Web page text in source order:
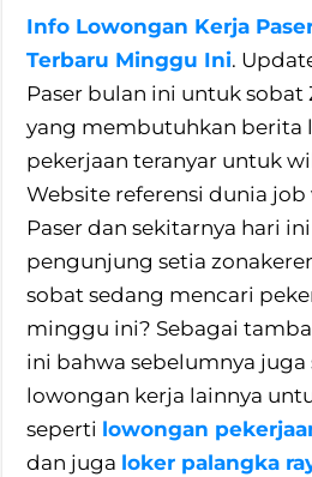
Info Lowongan Kerja
Terbaru Minggu Ini.
Paser bulan ini untuk sobat
yang membutuhkan berita
pekerjaan teranyar untuk
Website referensi dunia job
Paser dan sekitarnya hari
pengunjung setia
sobat sedang mencari
minggu ini? Sebagai
ini bahwa sebelumnya juga
lowongan kerja lainnya
seperti lowongan
dan juga loker palangka